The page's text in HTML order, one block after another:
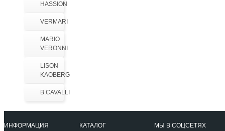
HASSION
VERMARI
MARIO
VERONNI
LISON
KAOBERG
B.CAVALLI
ИНФОРМАЦИЯ
КАТАЛОГ
МЫ В СОЦСЕТЯХ